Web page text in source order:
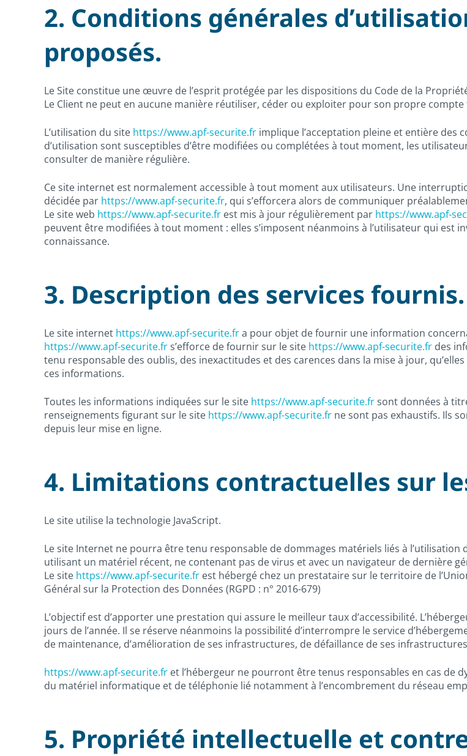
2. Conditions générales
proposés.
Le Site constitue une œuvre de l’esprit protégée par les dispositions du Code de la
Le Client ne peut en aucune manière réutiliser, céder ou exploiter pour son propre
L’utilisation du site https://www.apf-securite.fr implique l’acceptation pleine et entière des
d’utilisation sont susceptibles d’être modifiées ou complétées à tout moment, les
consulter de manière régulière.
Ce site internet est normalement accessible à tout moment aux utilisateurs. Une
décidée par https://www.apf-securite.fr, qui s’efforcera alors de communiquer
Le site web https://www.apf-securite.fr est mis à jour régulièrement par https://www.apf-
peuvent être modifiées à tout moment : elles s’imposent néanmoins à l’utilisateur qui est
connaissance.
3. Description des services fournis.
Le site internet https://www.apf-securite.fra pour objet de fournir une information
https://www.apf-securite.frs’efforce de fournir sur le site https://www.apf-securite.fr des
tenu responsable des oublis, des inexactitudes et des carences dans la mise à jour,
ces informations.
Toutes les informations indiquées sur le site https://www.apf-securite.frsont données à
renseignements figurant sur le site https://www.apf-securite.fr ne sont pas exhaustifs. Ils
depuis leur mise en ligne.
4. Limitations contractuelles sur
Le site utilise la technologie JavaScript.
Le site Internet ne pourra être tenu responsable de dommages matériels liés à l’utilisation
utilisant un matériel récent, ne contenant pas de virus et avec un navigateur de dernière
Le site https://www.apf-securite.fr est hébergé chez un prestataire sur le territoire de
Général sur la Protection des Données (RGPD : n° 2016-679)
L’objectif est d’apporter une prestation qui assure le meilleur taux d’accessibilité.
jours de l’année. Il se réserve néanmoins la possibilité d’interrompre le service
de maintenance, d’amélioration de ses infrastructures, de défaillance de ses
https://www.apf-securite.fr et l’hébergeur ne pourront être tenus responsables en cas de
du matériel informatique et de téléphonie lié notamment à l’encombrement du réseau
5. Propriété intellectuelle et